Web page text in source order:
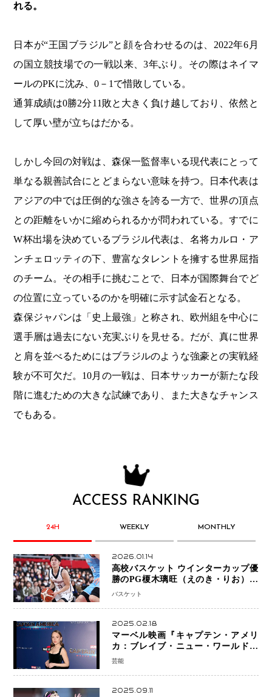
れる。
日本が“王国ブラジル”と顔を合わせるのは、2022年6月
の国立競技場での一戦以来、3年ぶり。その際はネイマ
ールのPKに沈み、0－1で惜敗している。
通算成績は0勝2分11敗と大きく負け越しており、依然と
して厚い壁が立ちはだかる。
しかし今回の対戦は、森保一監督率いる現代表にとって
単なる親善試合にとどまらない意味を持つ。日本代表は
アジアの中では圧倒的な強さを誇る一方で、世界の頂点
との距離をいかに縮められるかが問われている。すでに
W杯出場を決めているブラジル代表は、名将カルロ・ア
ンチェロッティの下、豊富なタレントを擁する世界屈指
のチーム。その相手に挑むことで、日本が国際舞台でど
の位置に立っているのかを明確に示す試金石となる。
森保ジャパンは「史上最強」と称され、欧州組を中心に
選手層は過去にない充実ぶりを見せる。だが、真に世界
と肩を並べるためにはブラジルのような強豪との実戦経
験が不可欠だ。10月の一戦は、日本サッカーが新たな段
階に進むための大きな試練であり、また大きなチャンス
でもある。
ACCESS RANKING
24H WEEKLY MONTHLY
2026.01.14
高校バスケット ウインターカップ優
勝のPG榎木璃旺（えのき・りお）が
プロの現場へ―。
バスケット
2025.02.18
マーベル映画『キャプテン・アメリ
カ：ブレイブ・ニュー・ワールド』
新ブラック・ウィドウ役のシラ・ハー
芸能
2025.09.11